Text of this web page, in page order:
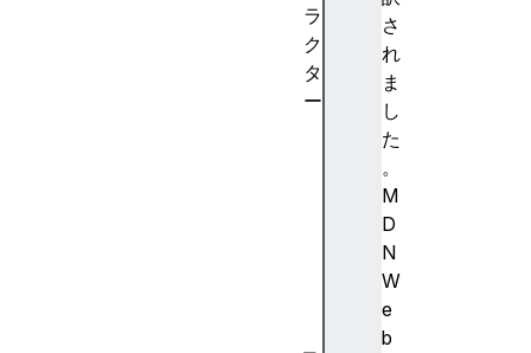
さ
れ
ま
し
た
。
M
D
N
W
e
b
ラ
ク
タ
ー